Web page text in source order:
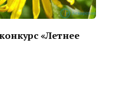
«Летнее